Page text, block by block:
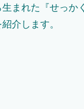
まれた『せっか
介します。